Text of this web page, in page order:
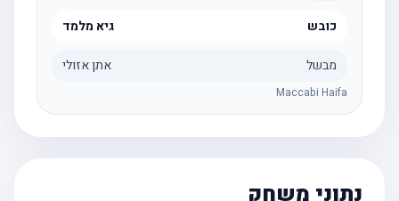
כובש גיא מלמד
מבשל אתן אזולי
Maccabi Haifa
נתוני משחק